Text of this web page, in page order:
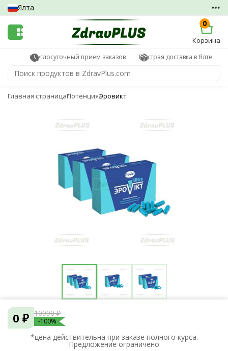
Ялта
0
Корзина
Круглосуточный прием заказов Быстрая доставка в Ялте
Главная страницаПотенцияЭровикт
0 ₽ 10990 ₽
-100%
*цена действительна при заказе полного курса.
Предложение ограничено